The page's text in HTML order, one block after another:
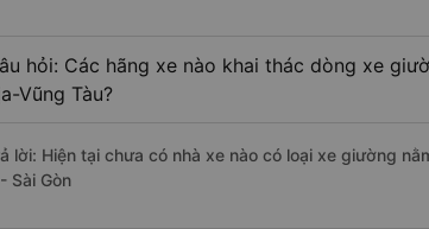
hỏi: Các hãng xe nào khai thác dòng xe
Vũng Tàu?
lời: Hiện tại chưa có nhà xe nào có loại xe giường
Sài Gòn